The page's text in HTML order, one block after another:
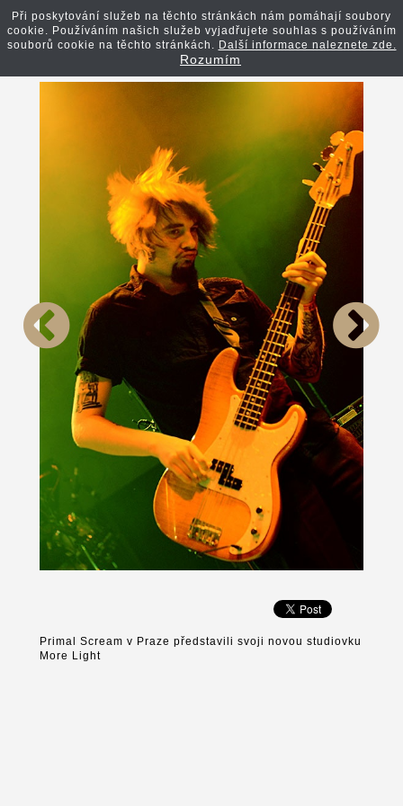
Zpět na článek
Primal Scream v Praze představili svoji novou studiovku
More Light
Při poskytování služeb na těchto stránkách nám pomáhají soubory
cookie. Používáním našich služeb vyjadřujete souhlas s používáním
souborů cookie na těchto stránkách. Další informace naleznete zde.
Rozumím